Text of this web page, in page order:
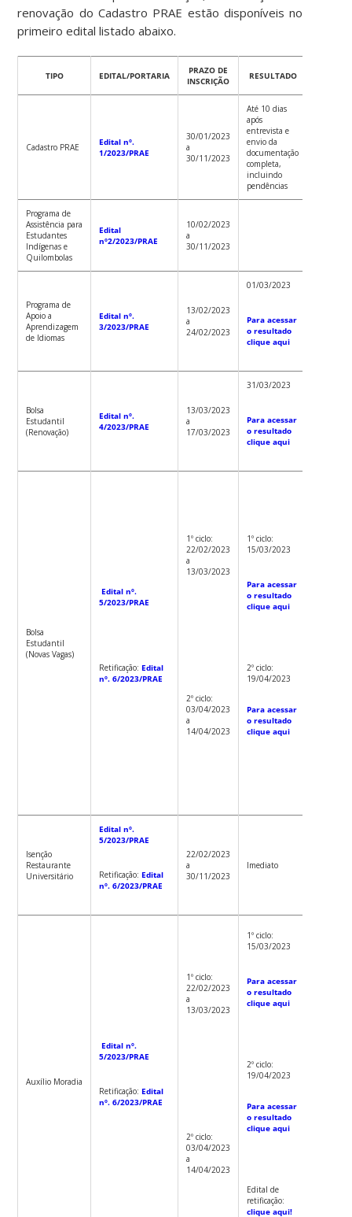
renovação do Cadastro PRAE estão disponíveis no
primeiro edital listado abaixo.
TIPO EDITAL/PORTARIA
PRAZO DE
INSCRIÇÃO
RESULTADO
Cadastro PRAE
Edital nº.
1/2023/PRAE
30/01/2023
a
30/11/2023
Até 10 dias
após
entrevista e
envio da
documentação
completa,
incluindo
pendências
Programa de
Assistência para
Estudantes
Indígenas e
Quilombolas
Edital
nº2/2023/PRAE
10/02/2023
a
30/11/2023
Programa de
Apoio a
Aprendizagem
de Idiomas
Edital nº.
3/2023/PRAE
13/02/2023
a
24/02/2023
01/03/2023
Para acessar
o resultado
clique aqui
Bolsa
Estudantil
(Renovação)
Edital nº.
4/2023/PRAE
13/03/2023
a
17/03/2023
31/03/2023
Para acessar
o resultado
clique aqui
Bolsa
Estudantil
(Novas Vagas)
Edital nº.
5/2023/PRAE
Retificação:Edital
nº. 6/2023/PRAE
1º ciclo:
22/02/2023
a
13/03/2023
2º ciclo:
03/04/2023
a
14/04/2023
1º ciclo:
15/03/2023
Para acessar
o resultado
clique aqui
2º ciclo:
19/04/2023
Para acessar
o resultado
clique aqui
Isenção
Restaurante
Universitário
Edital nº.
5/2023/PRAE
Retificação:Edital
nº. 6/2023/PRAE
22/02/2023
a
30/11/2023
Imediato
Auxílio Moradia
Edital nº.
5/2023/PRAE
Retificação:Edital
nº. 6/2023/PRAE
1º ciclo:
22/02/2023
a
13/03/2023
2º ciclo:
03/04/2023
a
14/04/2023
1º ciclo:
15/03/2023
Para acessar
o resultado
clique aqui
2º ciclo:
19/04/2023
Para acessar
o resultado
clique aqui
Edital de
retificação:
clique aqui!